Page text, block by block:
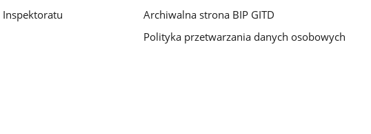
Inspektoratu
Archiwalna strona BIP GITD
Polityka przetwarzania danych osobowych